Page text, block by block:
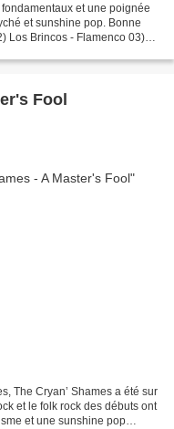
et une poignée
et sunshine pop. Bonne
Los Brincos - Flamenco 03)
Fool
The Cryan’ Shames a été sur
et le folk rock des débuts ont
et une sunshine pop